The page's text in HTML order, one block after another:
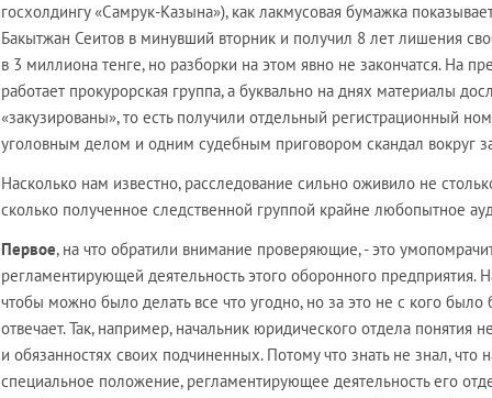
госхолдингу «Самрук-Казына»), как лакмусовая бумажка
Бакытжан Сеитов в минувший вторник и получил 8 лет лишения
в 3 миллиона тенге, но разборки на этом явно не закончатся. На
работает прокурорская группа, а буквально на днях материалы
«закузированы», то есть получили отдельный регистрационный
уголовным делом и одним судебным приговором скандал вокруг
Насколько нам известно, расследование сильно оживило не
сколько полученное следственной группой крайне любопытное
Первое, на что обратили внимание проверяющие, - это
регламентирующей деятельность этого оборонного предприятия.
чтобы можно было делать все что угодно, но за это не с кого было
отвечает. Так, например, начальник юридического отдела
и обязанностях своих подчиненных. Потому что знать не знал, что
специальное положение, регламентирующее деятельность его